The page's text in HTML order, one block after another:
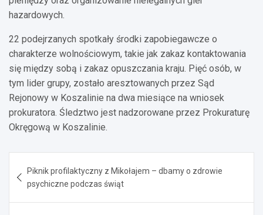
hazardowych.
22 podejrzanych spotkały środki zapobiegawcze o
charakterze wolnościowym, takie jak zakaz kontaktowania
się między sobą i zakaz opuszczania kraju. Pięć osób, w
tym lider grupy, zostało aresztowanych przez Sąd
Rejonowy w Koszalinie na dwa miesiące na wniosek
prokuratora. Śledztwo jest nadzorowane przez Prokuraturę
Okręgową w Koszalinie.
wpisu
Piknik profilaktyczny z Mikołajem – dbamy o zdrowie
psychiczne podczas świąt